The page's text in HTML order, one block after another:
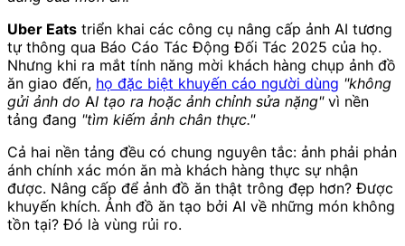
Uber Eats triển khai các công cụ nâng cấp ảnh AI tương
tự thông qua Báo Cáo Tác Động Đối Tác 2025 của họ.
Nhưng khi ra mắt tính năng mời khách hàng chụp ảnh đồ
ăn giao đến, họ đặc biệt khuyến cáo người dùng "không
gửi ảnh do AI tạo ra hoặc ảnh chỉnh sửa nặng"vì nền
tảng đang "tìm kiếm ảnh chân thực."
Cả hai nền tảng đều có chung nguyên tắc: ảnh phải phản
ánh chính xác món ăn mà khách hàng thực sự nhận
được. Nâng cấp để ảnh đồ ăn thật trông đẹp hơn? Được
khuyến khích. Ảnh đồ ăn tạo bởi AI về những món không
tồn tại? Đó là vùng rủi ro.